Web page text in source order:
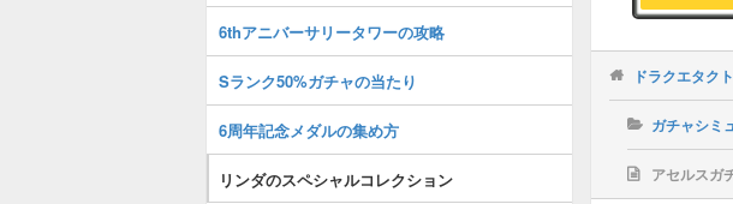
ドラクエタク
ガチャシミ
アセルスガ
6thアニバーサリータワーの攻略
Sランク50%ガチャの当たり
6周年記念メダルの集め方
リンダのスペシャルコレクション